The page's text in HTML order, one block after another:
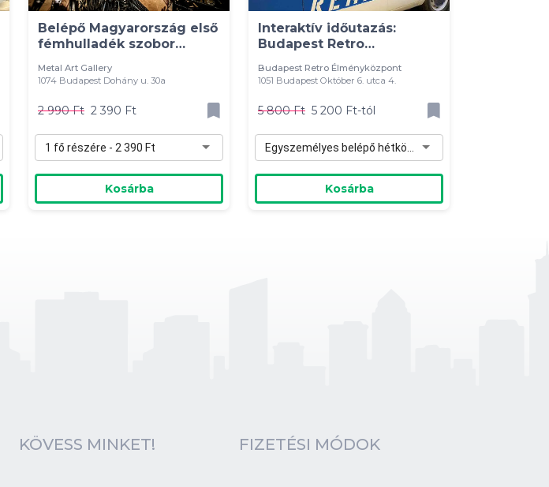
Belépő Magyarország első
fémhulladék szobor
Metal Art Gallery
1074 Budapest Dohány u. 30a
2 990 Ft 2 390 Ft
1 fő részére - 2 390 Ft
Kosárba
Interaktív időutazás:
Budapest Retro
élményközpont belépő
Budapest Retro Élményközpont
1051 Budapest Október 6. utca 4.
5 800 Ft 5 200 Ft-tól
Kosárba
KÖVESS MINKET! FIZETÉSI MÓDOK